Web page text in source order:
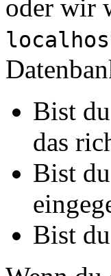
oder wir
Bist
das
Bist
Bist